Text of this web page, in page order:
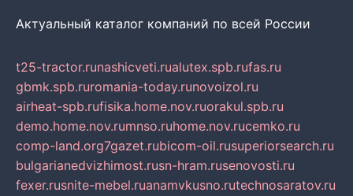
Актуальный каталог компаний по всей России
t25-tractor.runashicveti.rualutex.spb.rufas.ru
gbmk.spb.ruromania-today.runovoizol.ru
airheat-spb.rufisika.home.nov.ruorakul.spb.ru
demo.home.nov.rumnso.ruhome.nov.rucemko.ru
comp-land.org7gazet.rubicom-oil.rusuperiorsearch.ru
bulgarianedvizhimost.rusn-hram.rusenovosti.ru
fexer.rusnite-mebel.ruanamvkusno.rutechnosaratov.ru